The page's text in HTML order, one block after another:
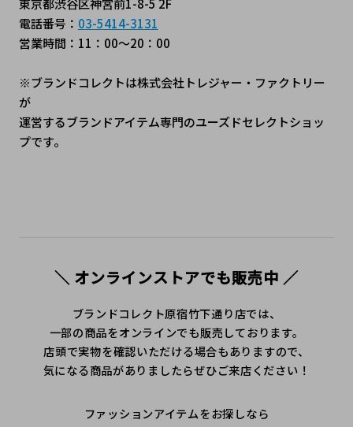
電話番号： 03-5414-3131
営業時間：11：00～20：00
※ブランドコレクトは株式会社トレジャー・ファクトリー
が
運営するブランドアイテム専門のユーズドセレクトショッ
プです。
＼ オンラインストアでも販売中 ／
ブランドコレクト原宿竹下通り店では、
一部の商品をオンラインでも販売しております。
店頭で実物を確認いただける場合もありますので、
気になる商品がありましたらぜひご来店ください！
ファッションアイテムをお探しなら